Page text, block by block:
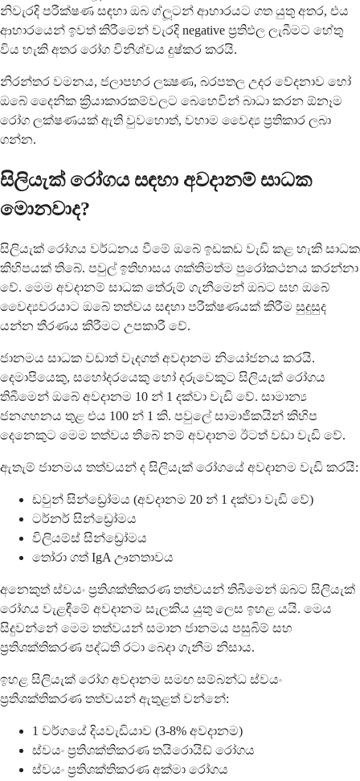
නිවැරදි පරීක්ෂණ සඳහා ඔබ ග්ලූටන් ආහාරයට ගත යුතු අතර, එය
ආහාරයෙන් ඉවත් කිරීමෙන් වැරදි negative ප්‍රතිඵල ලැබීමට හේතු
විය හැකි අතර රෝග විනිශ්චය දුෂ්කර කරයි.
නිරන්තර වමනය, ජලාපහර ලක්‍ෂණ, බරපතල උදර වේදනාව හෝ
ඔබේ දෛනික ක්‍රියාකාරකම්වලට බෙහෙවින් බාධා කරන ඕනෑම
රෝග ලක්ෂණයක් ඇති වුවහොත්, වහාම වෛද්‍ය ප්‍රතිකාර ලබා
ගන්න.
සිලියැක් රෝගය සඳහා අවදානම් සාධක
මොනවාද?
සිලියැක් රෝගය වර්ධනය වීමේ ඔබේ ඉඩකඩ වැඩි කළ හැකි සාධක
කිහිපයක් තිබේ. පවුල් ඉතිහාසය ශක්තිමත්ම පුරෝකථනය කරන්නා
වේ. මෙම අවදානම් සාධක තේරුම් ගැනීමෙන් ඔබට සහ ඔබේ
වෛද්‍යවරයාට ඔබේ තත්වය සඳහා පරීක්ෂණයක් කිරීම සුදුසුද
යන්න තීරණය කිරීමට උපකාරී වේ.
ජානමය සාධක වඩාත් වැදගත් අවදානම නියෝජනය කරයි.
දෙමාපියෙකු, සහෝදරයෙකු හෝ දරුවෙකුට සිලියැක් රෝගය
තිබීමෙන් ඔබේ අවදානම 10 න් 1 දක්වා වැඩි වේ. සාමාන්‍ය
ජනගහනය තුළ එය 100 න් 1 කි. පවුලේ සාමාජිකයින් කිහිප
දෙනෙකුට මෙම තත්වය තිබේ නම් අවදානම ඊටත් වඩා වැඩි වේ.
ඇතැම් ජානමය තත්වයන් ද සිලියැක් රෝගයේ අවදානම වැඩි කරයි:
ඩවුන් සින්ඩ්‍රෝමය (අවදානම 20 න් 1 දක්වා වැඩි වේ)
ටර්නර් සින්ඩ්‍රෝමය
විලියම්ස් සින්ඩ්‍රෝමය
තෝරා ගත් IgA ඌනතාවය
අනෙකුත් ස්වයං ප්‍රතිශක්තිකරණ තත්වයන් තිබීමෙන් ඔබට සිලියැක්
රෝගය වැළඳීමේ අවදානම සැලකිය යුතු ලෙස ඉහළ යයි. මෙය
සිදුවන්නේ මෙම තත්වයන් සමාන ජානමය පසුබිම් සහ
ප්‍රතිශක්තිකරණ පද්ධති රටා බෙදා ගැනීම නිසාය.
ඉහළ සිලියැක් රෝග අවදානම සමඟ සම්බන්ධ ස්වයං
ප්‍රතිශක්තිකරණ තත්වයන් ඇතුළත් වන්නේ:
1 වර්ගයේ දියවැඩියාව (3-8% අවදානම)
ස්වයං ප්‍රතිශක්තිකරණ තයිරොයිඩ් රෝගය
ස්වයං ප්‍රතිශක්තිකරණ අක්මා රෝගය